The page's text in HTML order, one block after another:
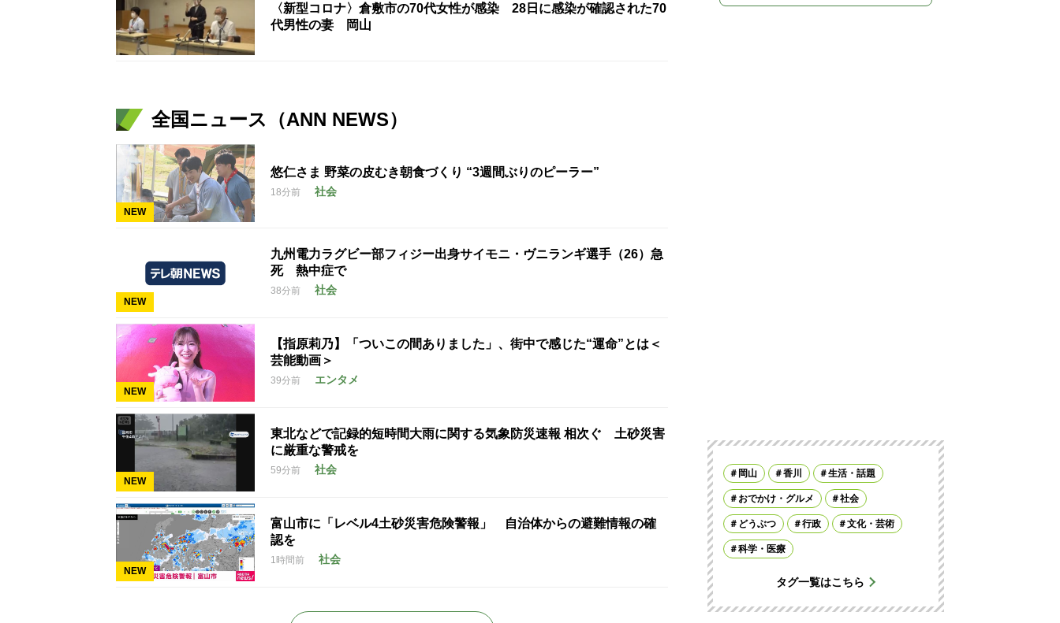
〈新型コロナ〉倉敷市の70代女性が感染 28日に感染が確認された70
代男性の妻 岡山
全国ニュース（ANN NEWS）
NEW
悠仁さま 野菜の皮むき朝食づくり “3週間ぶりのピーラー”
18分前 社会
NEW
九州電力ラグビー部フィジー出身サイモニ・ヴニランギ選手（26）急
死 熱中症で
38分前 社会
NEW
【指原莉乃】「ついこの間ありました」、街中で感じた“運命”とは＜
芸能動画＞
39分前 エンタメ
NEW
東北などで記録的短時間大雨に関する気象防災速報 相次ぐ 土砂災害
に厳重な警戒を
59分前 社会
NEW
富山市に「レベル4土砂災害危険警報」 自治体からの避難情報の確
認を
1時間前 社会
岡山 香川 生活・話題
おでかけ・グルメ 社会
どうぶつ 行政 文化・芸術
科学・医療
タグ一覧はこちら